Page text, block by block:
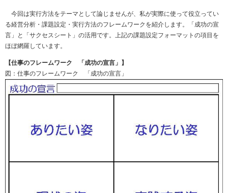
今回は実行方法をテーマとして論じませんが、私が実際に使って役立ってい
る経営分析・課題設定・実行方法のフレームワークを紹介します。「成功の宣
言」と「サクセスシート」の活用です。上記の課題設定フォーマットの項目を
ほぼ網羅しています。
【仕事のフレームワーク 「成功の宣言」】
図：仕事のフレームワーク 「成功の宣言」